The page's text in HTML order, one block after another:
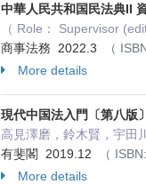
中華人民共和国民法典II
（ Role： Supervisor
商事法務 2022.3
（
More details
現代中国法入門〔第八版〕
高見澤磨，鈴木賢，宇田
有斐閣 2019.12
（ ISBN:
More details